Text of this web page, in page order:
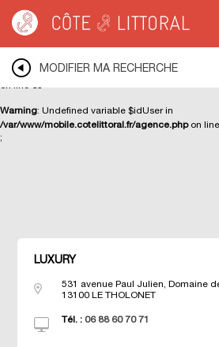
Warning : Undefined variable $ip in/var/www/
on line70
Deprecated
array|string is deprecated in/var/www/
Warning: Undefined variable $idUser in
/var/www/mobile.cotelittoral.fr/agence.phpon line
Côte & Littoral
;
MODIFIER MA RECHERCHE
LUXURY
531 avenue Paul Julien, Domaine
13100
LE THOLONET
Tél. : 06 88 60 70 71